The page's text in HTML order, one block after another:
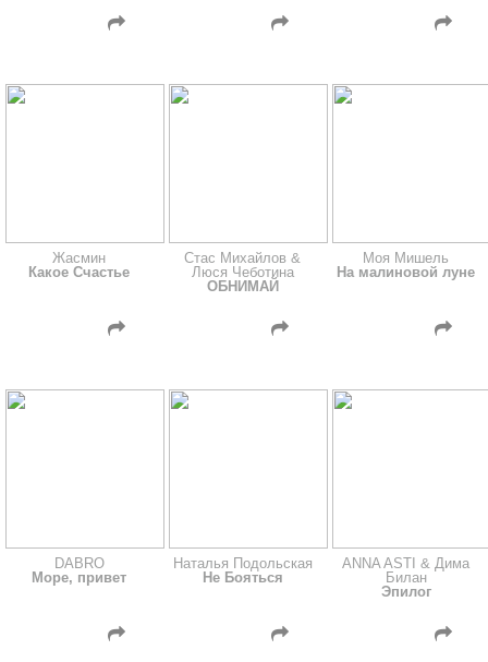
Жасмин
Какое Счастье
Стас Михайлов &
Люся Чеботина
ОБНИМАЙ
Моя Мишель
На малиновой луне
DABRO
Море, привет
Наталья Подольская
Не Бояться
ANNA ASTI & Дима
Билан
Эпилог